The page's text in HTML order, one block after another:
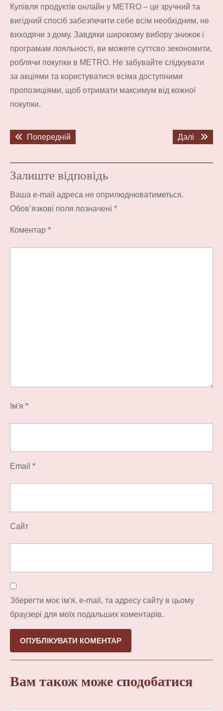
Купівля продуктів онлайн у METRO – це зручний та
вигідний спосіб забезпечити себе всім необхідним, не
виходячи з дому. Завдяки широкому вибору знижок і
програмам лояльності, ви можете суттєво зекономити,
роблячи покупки в METRO. Не забувайте слідкувати
за акціями та користуватися всіма доступними
пропозиціями, щоб отримати максимум від кожної
покупки.
записів
Попередній Далі
Залиште відповідь
Ваша e-mail адреса не оприлюднюватиметься.
Обов’язкові поля позначені *
Коментар *
Ім'я *
Email *
Сайт
Зберегти моє ім'я, e-mail, та адресу сайту в цьому
браузері для моїх подальших коментарів.
Вам також може сподобатися